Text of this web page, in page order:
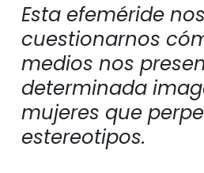
Esta efeméride
cuestionarnos
medios nos
determinada
mujeres que
estereotipos.